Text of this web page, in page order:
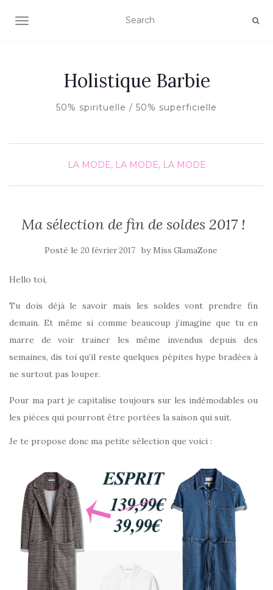
AFFICHER/MASQUER LA NAVIGATION
Holistique Barbie
50% spirituelle / 50% superficielle
LA MODE, LA MODE, LA MODE
Ma sélection de fin de soldes 2017 !
Posté le 20 février 2017 by Miss GlamaZone
Hello toi,
Tu dois déjà le savoir mais les soldes vont prendre fin
demain. Et même si comme beaucoup j’imagine que tu en
marre de voir trainer les même invendus depuis des
semaines, dis toi qu’il reste quelques pépites hype bradées à
ne surtout pas louper.
Pour ma part je capitalise toujours sur les indémodables ou
les pièces qui pourront être portées la saison qui suit.
Je te propose donc ma petite sélection que voici :